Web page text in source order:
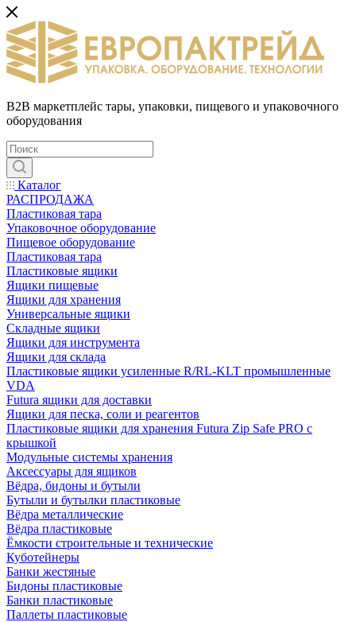
B2B маркетплейс тары, упаковки, пищевого и упаковочного
оборудования
Каталог
РАСПРОДАЖА
Пластиковая тара
Упаковочное оборудование
Пищевое оборудование
Пластиковая тара
Пластиковые ящики
Ящики пищевые
Ящики для хранения
Универсальные ящики
Складные ящики
Ящики для инструмента
Ящики для склада
Пластиковые ящики усиленные R/RL-KLT промышленные
VDA
Futura ящики для доставки
Ящики для песка, соли и реагентов
Пластиковые ящики для хранения Futura Zip Safe PRO с
крышкой
Модульные системы хранения
Аксессуары для ящиков
Вёдра, бидоны и бутыли
Бутыли и бутылки пластиковые
Вёдра металлические
Вёдра пластиковые
Ёмкости строительные и технические
Куботейнеры
Банки жестяные
Бидоны пластиковые
Банки пластиковые
Паллеты пластиковые